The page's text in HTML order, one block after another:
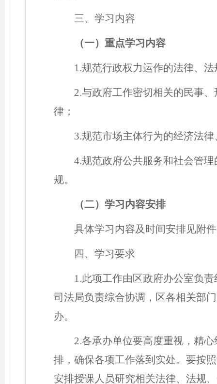
三、学习内容
（一）重点学习内容
1.规范行政权力运作的法律、
2.与政府工作密切相关的民事
律；
3.规范市场主体行为的经济法
4.规范政府公共服务和社会管
规。
（二）学习内容安排
具体学习内容及时间安排见附
四、学习要求
1.此项工作由区政府办公室负
司法局负责综合协调，区各相关部
办。
2.各承办单位要高度重视，精
排，确保各项工作落到实处。要按
安排授课人员研究相关法律、法规